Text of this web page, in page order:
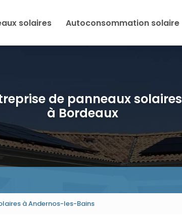
solaires Autoconsommation solaire
de panneaux solaires
à Bordeaux
à Andernos-les-Bains